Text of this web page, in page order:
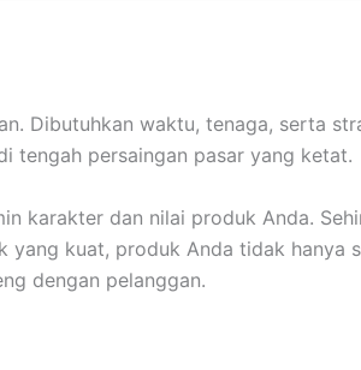
Dibutuhkan waktu, tenaga, serta
tengah persaingan pasar yang ketat.
karakter dan nilai produk Anda.
kuat, produk Anda tidak hanya
dengan pelanggan.